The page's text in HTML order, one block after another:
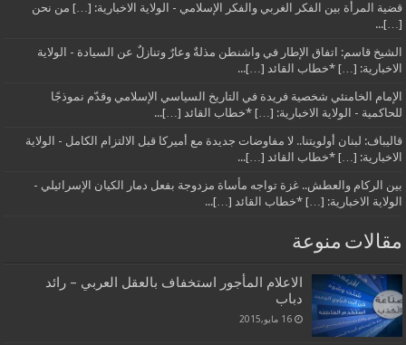
قضية المرأة بين الفكر الغربي والفكر الإسلامي - الولاية الاخبارية: […] من نحن
[…]...
الشيخ قاسم: اتفاق الإطار في واشنطن مذلةٌ وعارٌ وتنازلٌ عن السيادة - الولاية
الاخبارية: […] *خطاب القائد […]...
الإمام الخامنئي شخصية فريدة في التاريخ السياسي الإسلامي وقدّم نموذجًا
للحاكمية - الولاية الاخبارية: […] *خطاب القائد […]...
قاليباف: لبنان أولويتنا.. لا مفاوضات جديدة مع أميركا قبل الالتزام الكامل - الولاية
الاخبارية: […] *خطاب القائد […]...
بين الركام والعطش.. غزة تواجه مأساة مزدوجة بفعل دمار الكيان الإسرائيلي -
الولاية الاخبارية: […] *خطاب القائد […]...
مقالات منوعة
الاعلام المأجور استخفاف بالعقل العربي – رائد
دباب
16 مايو,2015